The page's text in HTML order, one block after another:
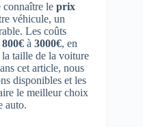
connaître le prix
véhicule, un
Les coûts
800€ à 3000€, en
taille de la voiture
cet article, nous
disponibles et les
le meilleur choix
auto.